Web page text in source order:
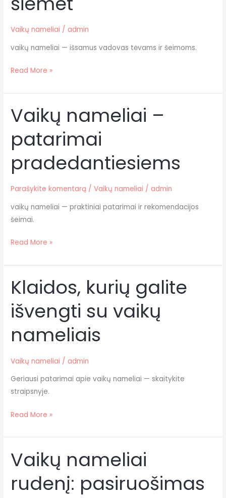
Vaikų nameliai / admin
vaikų nameliai — išsamus vadovas tėvams ir šeimoms.
Read More »
Vaikų nameliai –
patarimai
pradedantiesiems
Parašykite komentarą /Vaikų nameliai / admin
vaikų nameliai — praktiniai patarimai ir rekomendacijos
šeimai.
Vaikų
nameliai
–
patarimai
pradedantiesiems
Read More »
Klaidos, kurių galite
išvengti su vaikų
nameliais
Vaikų nameliai / admin
Geriausi patarimai apie vaikų nameliai — skaitykite
straipsnyje.
Klaidos,
kurių
galite
išvengti
su
nameliais
Read More »
Vaikų nameliai
rudenį: pasiruošimas
Vaikų
nameliai
rudenį:
pasiruošimas